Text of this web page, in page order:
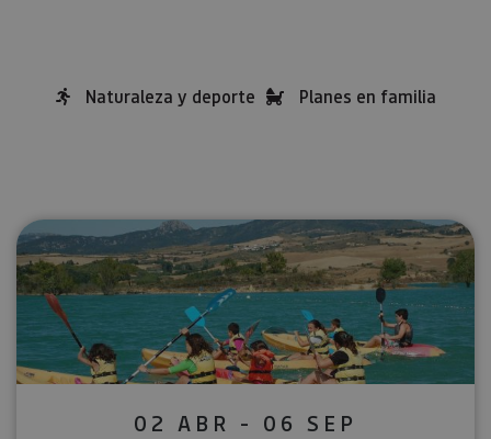
Naturaleza y deporte Planes en familia
02 ABR - 06 SEP